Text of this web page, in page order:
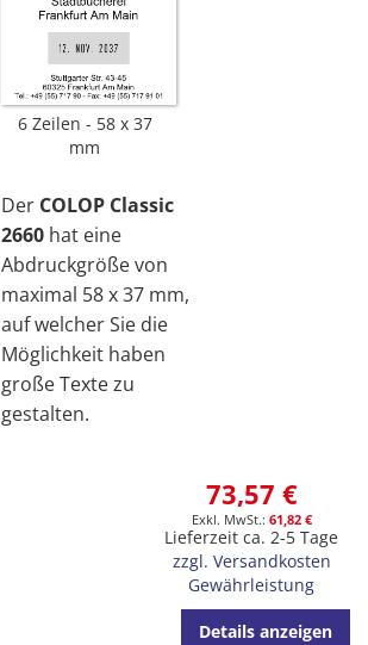
6 Zeilen
58 x 37
mm
Der COLOP Classic
2660 hat eine
Abdruckgröße von
maximal 58 x 37 mm,
auf welcher Sie die
Möglichkeit haben
große Texte zu
gestalten.
73,57 €
61,82 €
Lieferzeit ca. 2-5 Tage
zzgl. Versandkosten
Gewährleistung
Details anzeigen